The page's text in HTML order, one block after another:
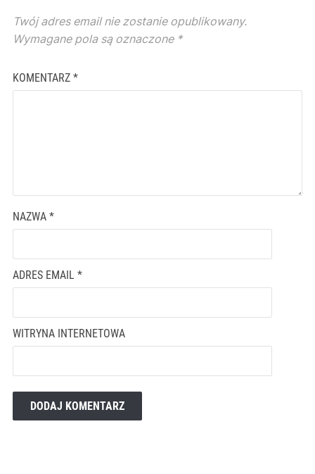
Twój adres email nie zostanie opublikowany.
Wymagane pola są oznaczone *
KOMENTARZ *
NAZWA *
ADRES EMAIL *
WITRYNA INTERNETOWA